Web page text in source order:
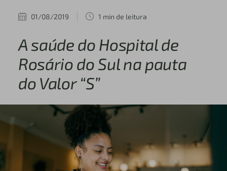
01/08/2019 1 min de leitura
A saúde do Hospital de
Rosário do Sul na pauta
do Valor “S”